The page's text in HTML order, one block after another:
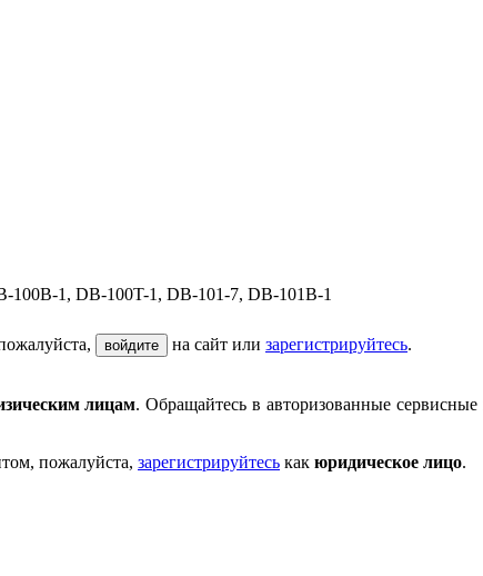
1, DB-100T-1, DB-101-7, DB-101B-1
войдите на сайт или зарегистрируйтесь.
лицам. Обращайтесь в авторизованные
пожалуйста, зарегистрируйтесь как юридическое лицо.